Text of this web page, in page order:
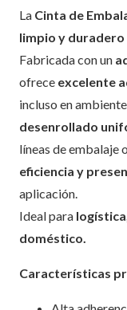
La Cinta de
limpio y duradero
Fabricada con un
ofrece excelente
incluso en
desenrollado
líneas de embalaje
eficiencia y
aplicación.
Ideal para
doméstico.
Características